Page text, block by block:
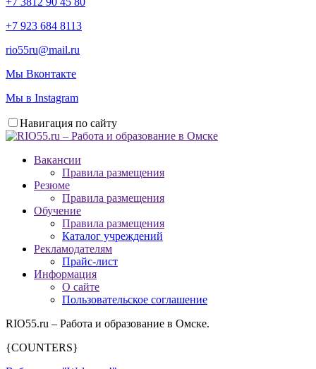
+7 923 684 8113
rio55ru@mail.ru
Мы Вконтакте
Мы в Instagram
Навигация по сайту
Вакансии
Правила размещения
Резюме
Правила размещения
Обучение
Правила размещения
Каталог учреждений
Рекламодателям
Прайс-лист
Информация
О сайте
Пользовательское соглашение
RIO55.ru – Работа и образование в Омске.
{COUNTERS}